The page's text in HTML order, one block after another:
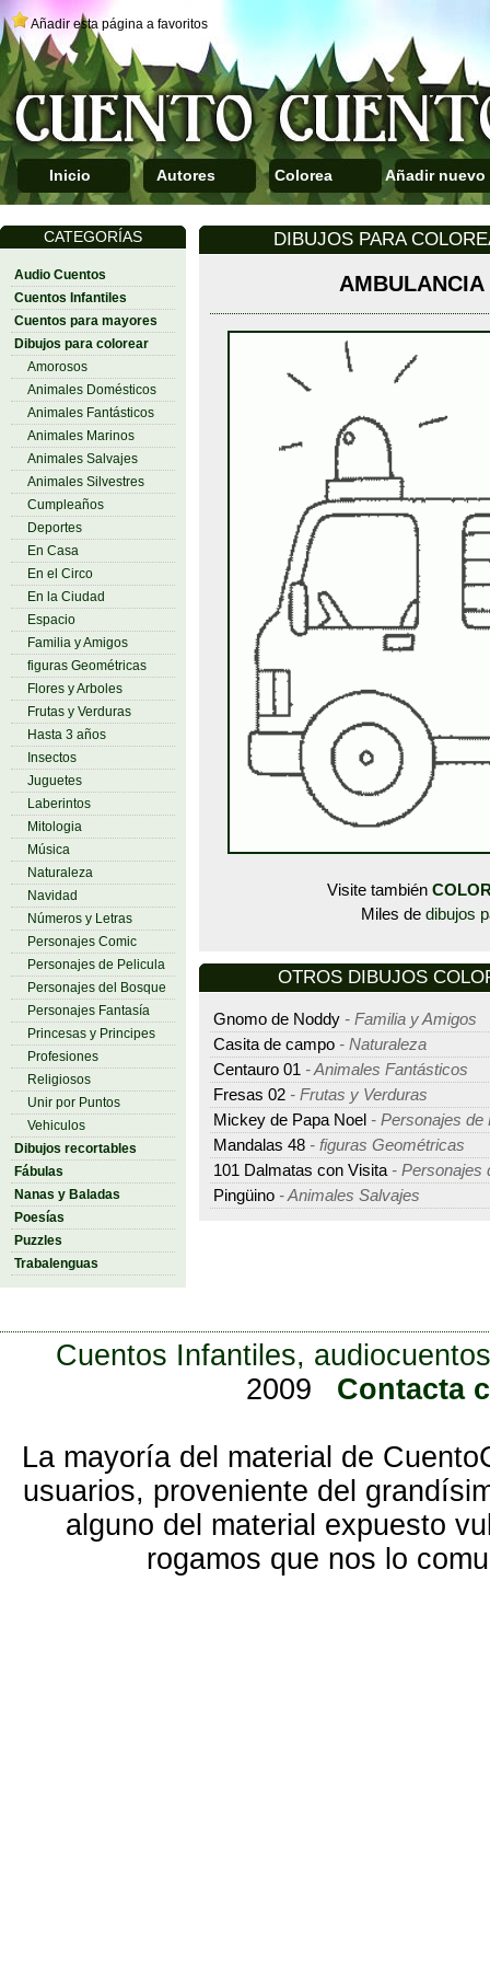
Añadir esta página a favoritos
Inicio Autores Colorea Añadir nuevo
CATEGORÍAS
Audio Cuentos
Cuentos Infantiles
Cuentos para mayores
Dibujos para colorear
Amorosos
Animales Domésticos
Animales Fantásticos
Animales Marinos
Animales Salvajes
Animales Silvestres
Cumpleaños
Deportes
En Casa
En el Circo
En la Ciudad
Espacio
Familia y Amigos
figuras Geométricas
Flores y Arboles
Frutas y Verduras
Hasta 3 años
Insectos
Juguetes
Laberintos
Mitologia
Música
Naturaleza
Navidad
Números y Letras
Personajes Comic
Personajes de Pelicula
Personajes del Bosque
Personajes Fantasía
Princesas y Principes
Profesiones
Religiosos
Unir por Puntos
Vehiculos
Dibujos recortables
Fábulas
Nanas y Baladas
Poesías
Puzzles
Trabalenguas
DIBUJOS PARA
AMBULANCIA
Visite también
Miles de dibujos
OTROS DIBUJOS
Gnomo de Noddy - Familia y Amigos
Casita de campo - Naturaleza
Centauro 01 - Animales Fantásticos
Fresas 02 - Frutas y Verduras
Mickey de Papa Noel - Personajes de
Mandalas 48 - figuras Geométricas
101 Dalmatas con Visita - Personajes
Pingüino - Animales Salvajes
Cuentos Infantiles,
2009
Contacta
La mayoría del material de
usuarios, proveniente del
alguno del material expuesto
rogamos que nos lo